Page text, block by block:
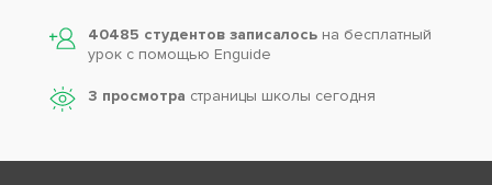
40485 студентов записалось на бесплатный
урок с помощью Enguide
3 просмотра страницы школы сегодня